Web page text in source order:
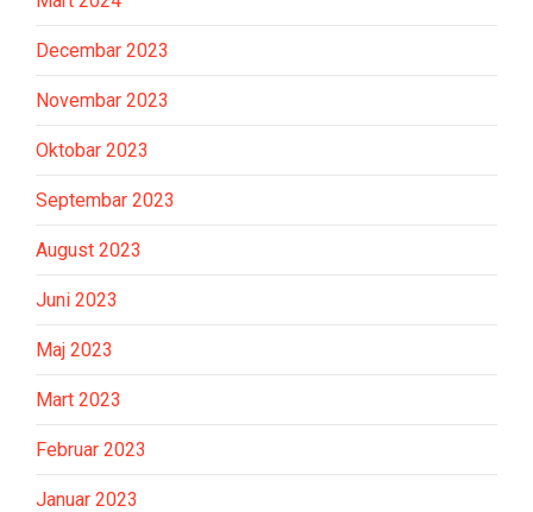
Decembar 2023
Novembar 2023
Oktobar 2023
Septembar 2023
August 2023
Juni 2023
Maj 2023
Mart 2023
Februar 2023
Januar 2023